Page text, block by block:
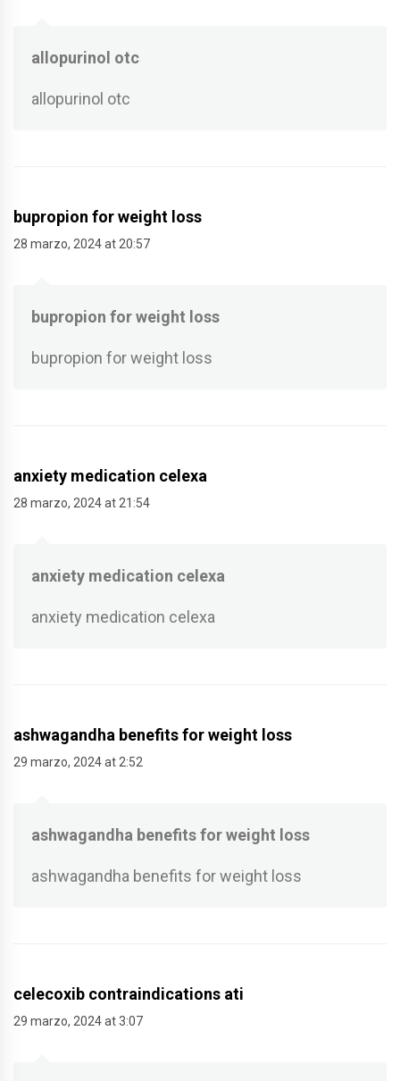
allopurinol otc
allopurinol otc
bupropion for weight loss
28 marzo, 2024 at 20:57
bupropion for weight loss
bupropion for weight loss
anxiety medication celexa
28 marzo, 2024 at 21:54
anxiety medication celexa
anxiety medication celexa
ashwagandha benefits for weight loss
29 marzo, 2024 at 2:52
ashwagandha benefits for weight loss
ashwagandha benefits for weight loss
celecoxib contraindications ati
29 marzo, 2024 at 3:07